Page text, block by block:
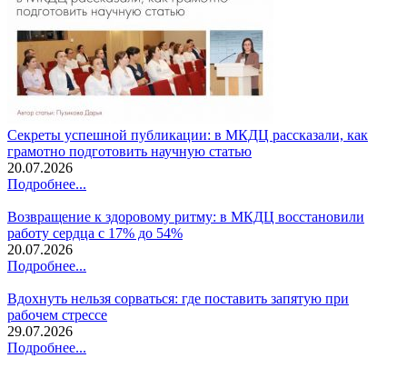
Секреты успешной публикации: в МКДЦ рассказали, как
грамотно подготовить научную статью
20.07.2026
Подробнее...
Возвращение к здоровому ритму: в МКДЦ восстановили
работу сердца с 17% до 54%
20.07.2026
Подробнее...
Вдохнуть нельзя сорваться: где поставить запятую при
рабочем стрессе
29.07.2026
Подробнее...